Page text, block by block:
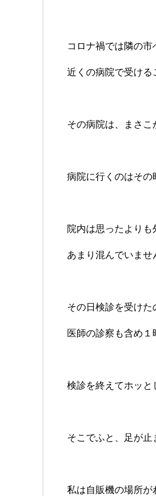
コロナ禍では隣の市
近くの病院で受ける
その病院は、まさこ
病院に行くのはその
院内は思ったよりも
あまり混んでいませ
その日検診を受けた
医師の診察も含め１
検診を終えてホッと
そこでふと、足が止
私は自販機の場所が